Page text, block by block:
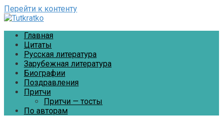
Перейти к контенту
Главная
Цитаты
Русская литература
Зарубежная литература
Биографии
Поздравления
Притчи
Притчи — тосты
По авторам